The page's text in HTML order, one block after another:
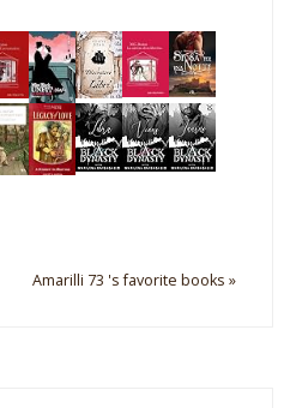
Amarilli 73 's favorite books »